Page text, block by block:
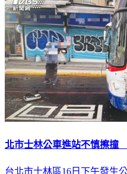
北市士林公車進站不慎擦撞
台北市士林區16日下午發生